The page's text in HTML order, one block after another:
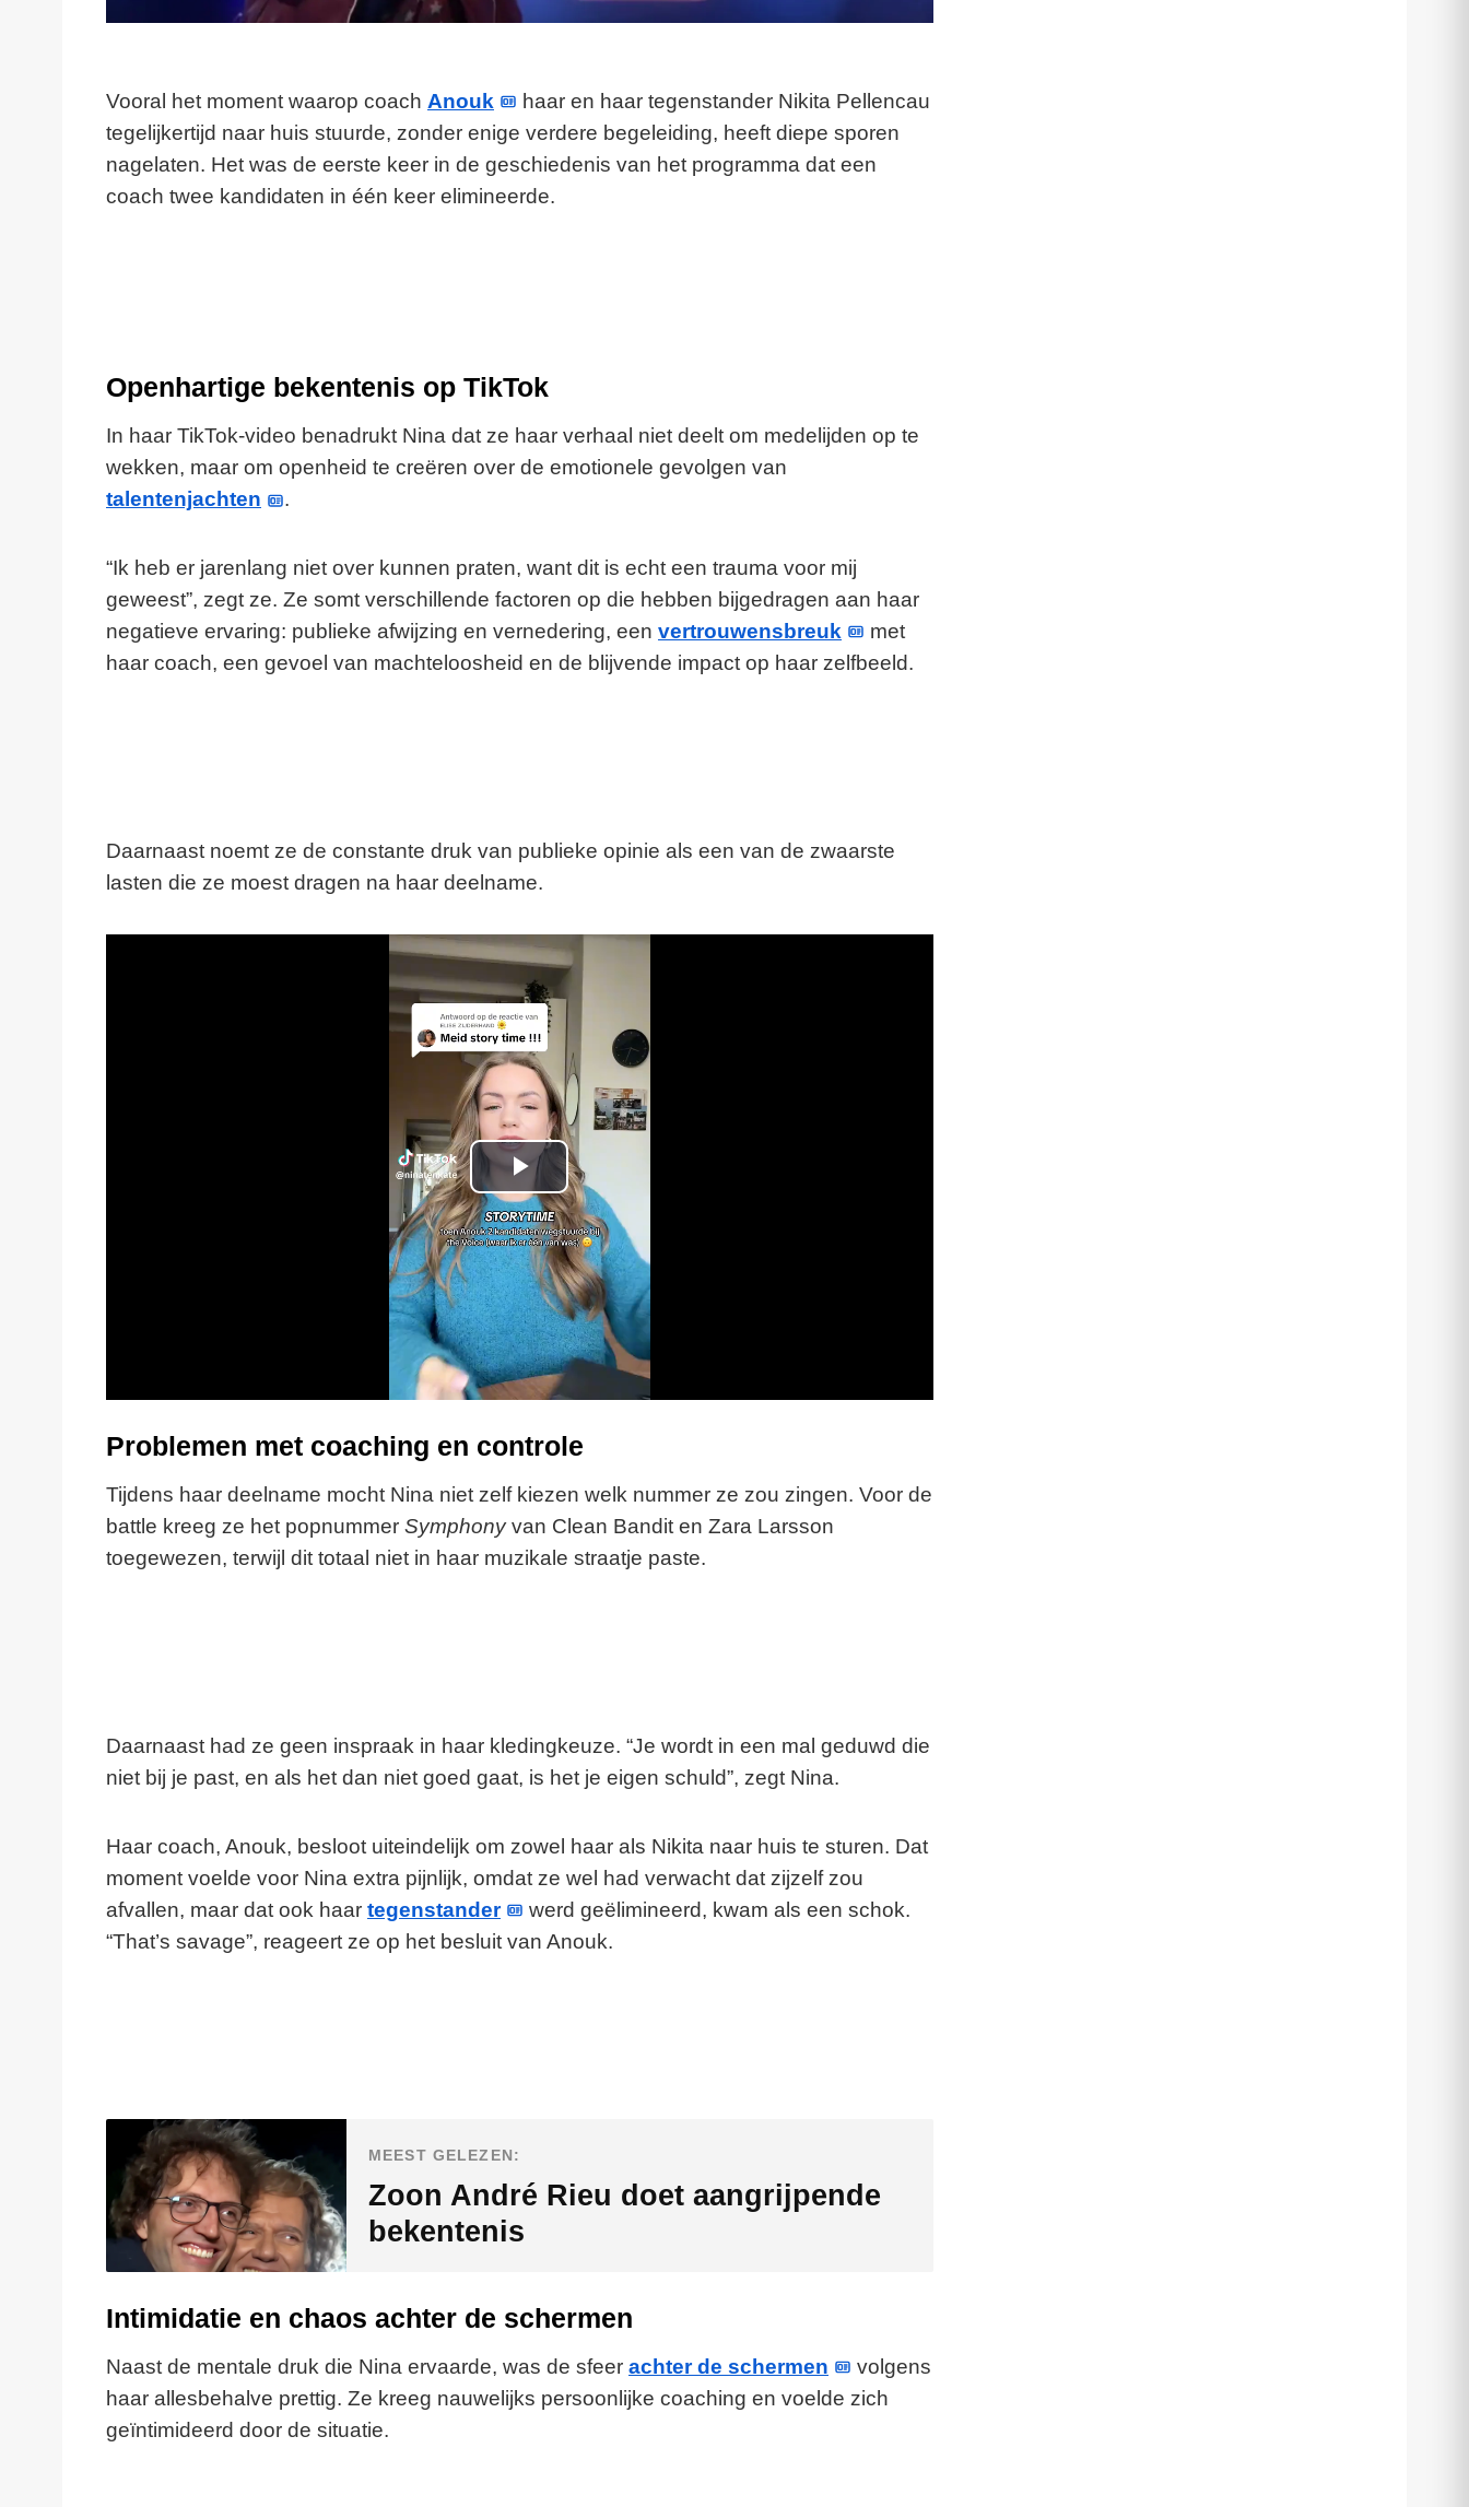
Vooral het moment waarop coach Anouk
haar en haar tegenstander Nikita Pellencau
tegelijkertijd naar huis stuurde, zonder enige verdere begeleiding, heeft diepe sporen
nagelaten. Het was de eerste keer in de geschiedenis van het programma dat een
coach twee kandidaten in één keer elimineerde.
Openhartige bekentenis op TikTok
In haar TikTok-video benadrukt Nina dat ze haar verhaal niet deelt om medelijden op te
wekken, maar om openheid te creëren over de emotionele gevolgen van
talentenjachten
.
“Ik heb er jarenlang niet over kunnen praten, want dit is echt een trauma voor mij
geweest”, zegt ze. Ze somt verschillende factoren op die hebben bijgedragen aan haar
negatieve ervaring: publieke afwijzing en vernedering, een vertrouwensbreuk
met
haar coach, een gevoel van machteloosheid en de blijvende impact op haar zelfbeeld.
Daarnaast noemt ze de constante druk van publieke opinie als een van de zwaarste
lasten die ze moest dragen na haar deelname.
P
l
a
y
V
i
d
e
Problemen met coaching en controle
Tijdens haar deelname mocht Nina niet zelf kiezen welk nummer ze zou zingen. Voor de
battle kreeg ze het popnummer Symphonyvan Clean Bandit en Zara Larsson
toegewezen, terwijl dit totaal niet in haar muzikale straatje paste.
Daarnaast had ze geen inspraak in haar kledingkeuze. “Je wordt in een mal geduwd die
niet bij je past, en als het dan niet goed gaat, is het je eigen schuld”, zegt Nina.
Haar coach, Anouk, besloot uiteindelijk om zowel haar als Nikita naar huis te sturen. Dat
moment voelde voor Nina extra pijnlijk, omdat ze wel had verwacht dat zijzelf zou
afvallen, maar dat ook haar tegenstander
werd geëlimineerd, kwam als een schok.
“That’s savage”, reageert ze op het besluit van Anouk.
MEEST GELEZEN:
Zoon André Rieu doet aangrijpende
bekentenis
Intimidatie en chaos achter de schermen
Naast de mentale druk die Nina ervaarde, was de sfeer achter de schermen
volgens
haar allesbehalve prettig. Ze kreeg nauwelijks persoonlijke coaching en voelde zich
geïntimideerd door de situatie.